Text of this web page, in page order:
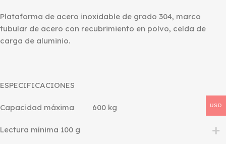
Plataforma de acero inoxidable de grado 304, marco
tubular de acero con recubrimiento en polvo, celda de
carga de aluminio.
ESPECIFICACIONES
Capacidad máxima 600 kg
Lectura mínima 100 g
USD